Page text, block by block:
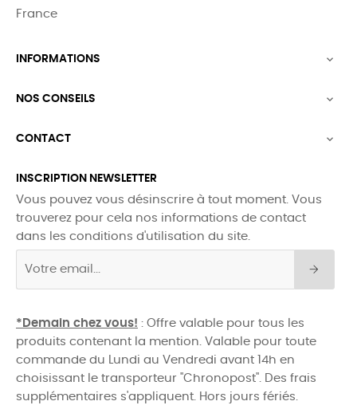
France
INFORMATIONS 
NOS CONSEILS 
CONTACT 
INSCRIPTION NEWSLETTER
Vous pouvez vous désinscrire à tout moment. Vous
trouverez pour cela nos informations de contact
dans les conditions d'utilisation du site.
*Demain chez vous! : Offre valable pour tous les
produits contenant la mention. Valable pour toute
commande du Lundi au Vendredi avant 14h en
choisissant le transporteur "Chronopost". Des frais
supplémentaires s'appliquent. Hors jours fériés.